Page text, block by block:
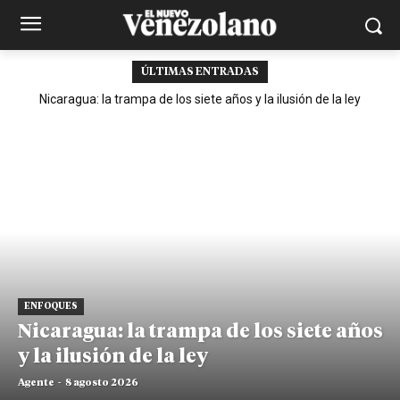
ÚLTIMAS ENTRADAS
Nicaragua: la trampa de los siete años y la ilusión de la ley
ENFOQUES
Nicaragua: la trampa de los siete años
y la ilusión de la ley
Agente - 8 agosto 2026